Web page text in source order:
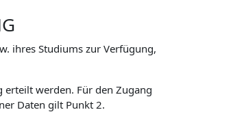
ihres Studiums zur Verfügung,
erteilt werden. Für den Zugang
Daten gilt Punkt 2.